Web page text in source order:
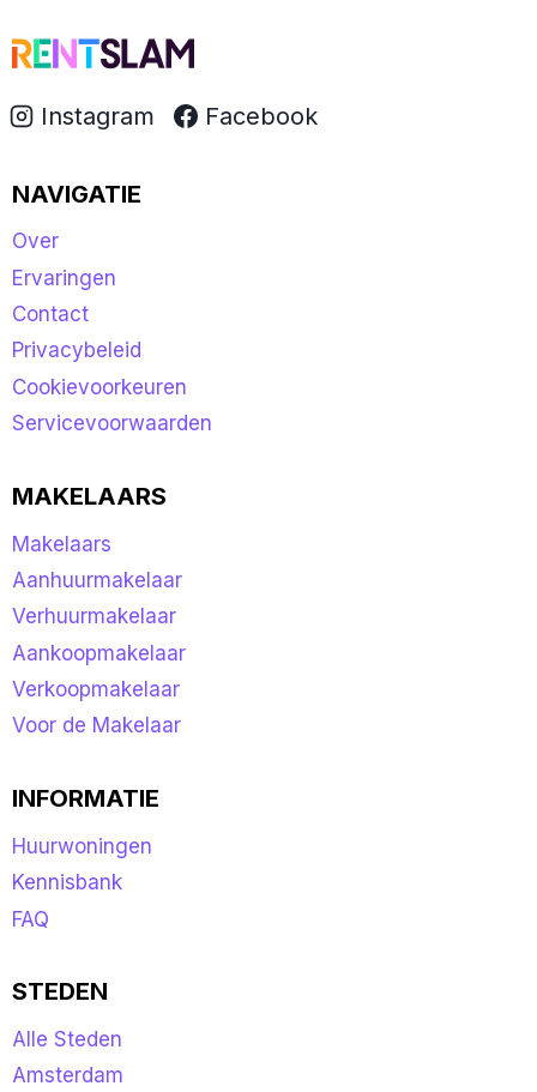
Instagram Facebook
NAVIGATIE
Over
Ervaringen
Contact
Privacybeleid
Cookievoorkeuren
Servicevoorwaarden
MAKELAARS
Makelaars
Aanhuurmakelaar
Verhuurmakelaar
Aankoopmakelaar
Verkoopmakelaar
Voor de Makelaar
INFORMATIE
Huurwoningen
Kennisbank
FAQ
STEDEN
Alle Steden
Amsterdam